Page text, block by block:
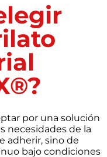
por una solución
necesidades de la
adherir, sino de
bajo condiciones